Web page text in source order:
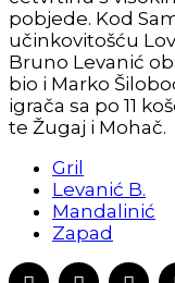
pobjede. Kod
učinkovitošću
Bruno Levanić
bio i Marko
igrača sa po 11
te Žugaj i Mohač.
Gril
Levanić B.
Mandalinić
Zapad